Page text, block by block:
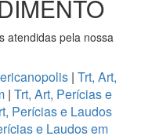
atendidas pela nossa
| Trt, Art,
| Trt, Art, Perícias e
Perícias e Laudos
e Laudos em